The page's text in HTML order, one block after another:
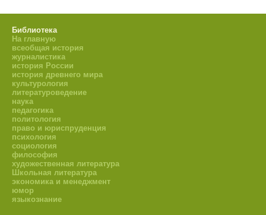
Библиотека
На главную
всеобщая история
журналистика
история России
история древнего мира
культурология
литературоведение
наука
педагогика
политология
право и юриспруденция
психология
социология
философия
художественная литература
Школьная литература
экономика и менеджмент
юмор
языкознание